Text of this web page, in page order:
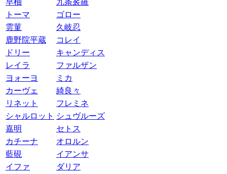
早柚
九条裟羅
トーマ
ゴロー
雲菫
久岐忍
鹿野院平蔵
コレイ
ドリー
キャンディス
レイラ
ファルザン
ヨォーヨ
ミカ
カーヴェ
綺良々
リネット
フレミネ
シャルロット シュヴルーズ
嘉明
セトス
カチーナ
オロルン
藍硯
イアンサ
イファ
ダリア